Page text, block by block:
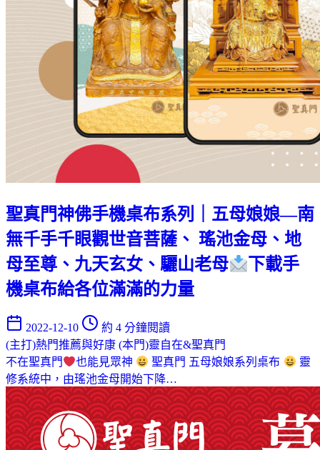
聖真門神佛手機桌布系列｜五母娘娘—南
無千手千眼觀世音菩薩、 瑤池金母、地
母至尊、九天玄女、驪山老母
下載手
機桌布給各位滿滿的力量
2022-12-10
約 4 分鐘閱讀
(主打)熱門推薦與好康 (本門)靈自在&聖真門
不在聖真門
也能見眾神 聖真門 五母娘娘系列桌布
靈
修系統中，由瑤池金母開始下降…